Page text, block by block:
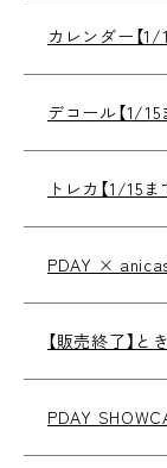
カレンダー【1/
デコール【1/15
トレカ【1/15ま
PDAY ×
【販売終了】
PDAY